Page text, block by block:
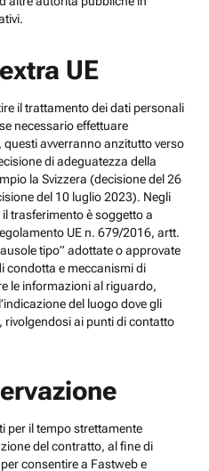
UE
il trattamento dei dati personali
necessario effettuare
questi avverranno anzitutto verso
di adeguatezza della
la Svizzera (decisione del 26
del 10 luglio 2023). Negli
trasferimento è soggetto a
UE n. 679/2016, artt.
tipo” adottate o approvate
condotta e meccanismi di
le informazioni al riguardo,
del luogo dove gli
rivolgendosi ai punti di contatto
per il tempo strettamente
del contratto, al fine di
consentire a Fastweb e